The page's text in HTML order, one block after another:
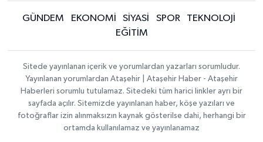
GÜNDEM EKONOMİ SİYASİ SPOR
TEKNOLOJİ
EĞİTİM
Sitede yayınlanan içerik ve yorumlardan yazarları sorumludur.
Yayınlanan yorumlardan Ataşehir | Ataşehir Haber - Ataşehir
Haberleri sorumlu tutulamaz. Sitedeki tüm harici linkler ayrı bir
sayfada açılır. Sitemizde yayınlanan haber, köşe yazıları ve
fotoğraflar izin alınmaksızın kaynak gösterilse dahi, herhangi bir
ortamda kullanılamaz ve yayınlanamaz